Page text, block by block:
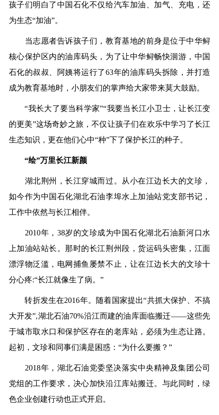
孩子们明白了中国石化不仅给汽车加油、加气、充电，还
为生态“加油”。
当志愿者告诉孩子们，教育基地的前身是位于中华鲟
核心保护区内的油库码头，为了让中华鲟畅快洄游，中国
石化的叔叔、阿姨将运行了63年的油库码头拆除，并打造
成为教育基地时，小朋友们的掌声给大家带来莫大鼓励。
“我长大了要当科学家”“我要当长江小卫士，让长江变
的更美”这场奇妙之旅，不仅让孩子们在欢乐中学习了长江
生态知识，更在他们心中“种”下了保护长江的种子。
“绘”万里长江新颜
湖北荆州，长江穿城而过。从小在江边长大的文珍，
如今作为中国石化湖北石油李埠水上加油站党支部书记，
工作中依然与长江相伴。
2010年，38岁的文珍成为中国石化湖北石油新河口水
上加油站站长。那时的长江荆州段，货运码头密集，江面
漂浮物泛滥，电网捕鱼屡禁不止，让在江边长大的文珍十
分心疼:“长江就像生了病。”
转折发生在2016年。随着国家提出“共抓大保护、不搞
大开发”,湖北石油70%沿江而建的油库面临搬迁——这些先
于城市取水口和保护区存在的老库站，必须为生态让路。
起初，文珍和同事们满是困惑：“为什么要搬？”
2018年，湖北石油党委坚决落实中央精神及集团公司
党组的工作要求，决心加快沿江库站搬迁。与此同时，绿
色企业创建行动也正式开启。